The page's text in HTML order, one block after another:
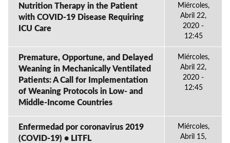
Nutrition Therapy in the Patient
with COVID-19 Disease Requiring
ICU Care
Miércoles,
Abril 22,
2020 -
12:45
Premature, Opportune, and Delayed
Weaning in Mechanically Ventilated
Patients: A Call for Implementation
of Weaning Protocols in Low- and
Middle-Income Countries
Miércoles,
Abril 22,
2020 -
12:45
Enfermedad por coronavirus 2019
(COVID-19) • LITFL
Miércoles,
Abril 15,